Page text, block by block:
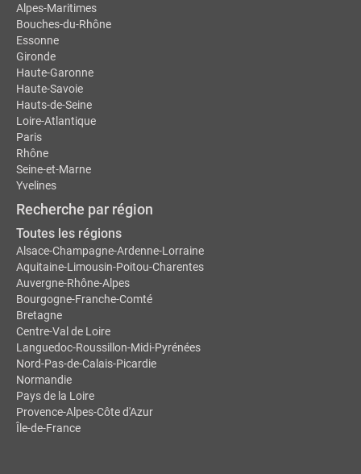
Alpes-Maritimes
Bouches-du-Rhône
Essonne
Gironde
Haute-Garonne
Haute-Savoie
Hauts-de-Seine
Loire-Atlantique
Paris
Rhône
Seine-et-Marne
Yvelines
Recherche par région
Toutes les régions
Alsace-Champagne-Ardenne-Lorraine
Aquitaine-Limousin-Poitou-Charentes
Auvergne-Rhône-Alpes
Bourgogne-Franche-Comté
Bretagne
Centre-Val de Loire
Languedoc-Roussillon-Midi-Pyrénées
Nord-Pas-de-Calais-Picardie
Normandie
Pays de la Loire
Provence-Alpes-Côte d'Azur
Île-de-France